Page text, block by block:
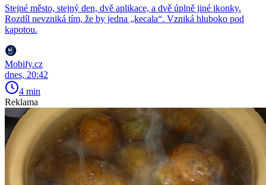
Stejné město, stejný den, dvě aplikace, a dvě úplně jiné ikonky.
Rozdíl nevzniká tím, že by jedna „kecala“. Vzniká hluboko pod
kapotou.
Mobify.cz
dnes, 20:42
4 min
Reklama